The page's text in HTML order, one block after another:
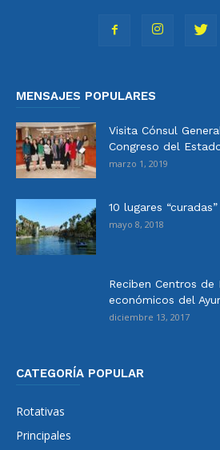
MENSAJES POPULARES
Visita Cónsul
Congreso del
marzo 1, 2019
10 lugares
mayo 8, 2018
Reciben Centros de
económicos del
diciembre 13, 2017
CATEGORÍA POPULAR
Rotativas
Principales